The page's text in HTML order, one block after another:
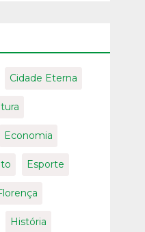
Cidade Eterna
Economia
Esporte
História